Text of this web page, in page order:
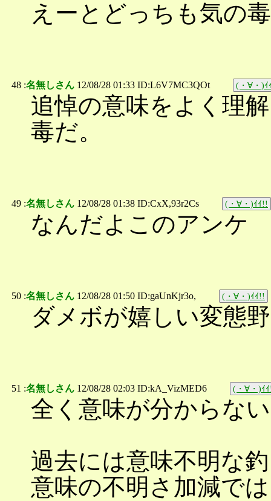
えーとどっちも気の
48 :名無しさん 12/08/28 01:33 ID:L6V7MC3QOt (・∀・)ｲ
追悼の意味をよく理
毒だ。
49 :名無しさん 12/08/28 01:38 ID:CxX,93r2Cs (・∀・)ｲｲ!!
なんだよこのアンケ
50 :名無しさん 12/08/28 01:50 ID:gaUnKjr3o, (・∀・)ｲｲ!!
ダメボが嬉しい変態
51 :名無しさん 12/08/28 02:03 ID:kA_VizMED6 (・∀・)ｲ
全く意味が分からな
過去には意味不明な
意味の不明さ加減で